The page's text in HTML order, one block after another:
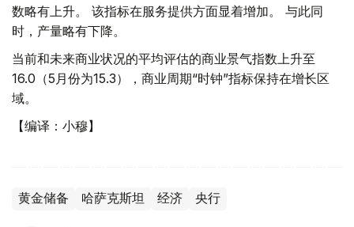
数略有上升。 该指标在服务提供方面显着增加。 与此同
时，产量略有下降。
当前和未来商业状况的平均评估的商业景气指数上升至
16.0（5月份为15.3），商业周期“时钟”指标保持在增长区
域。
【编译：小穆】
黄金储备 哈萨克斯坦 经济 央行